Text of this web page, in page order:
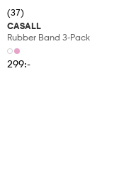
(37)
CASALL
Rubber Band 3-Pack
299:-